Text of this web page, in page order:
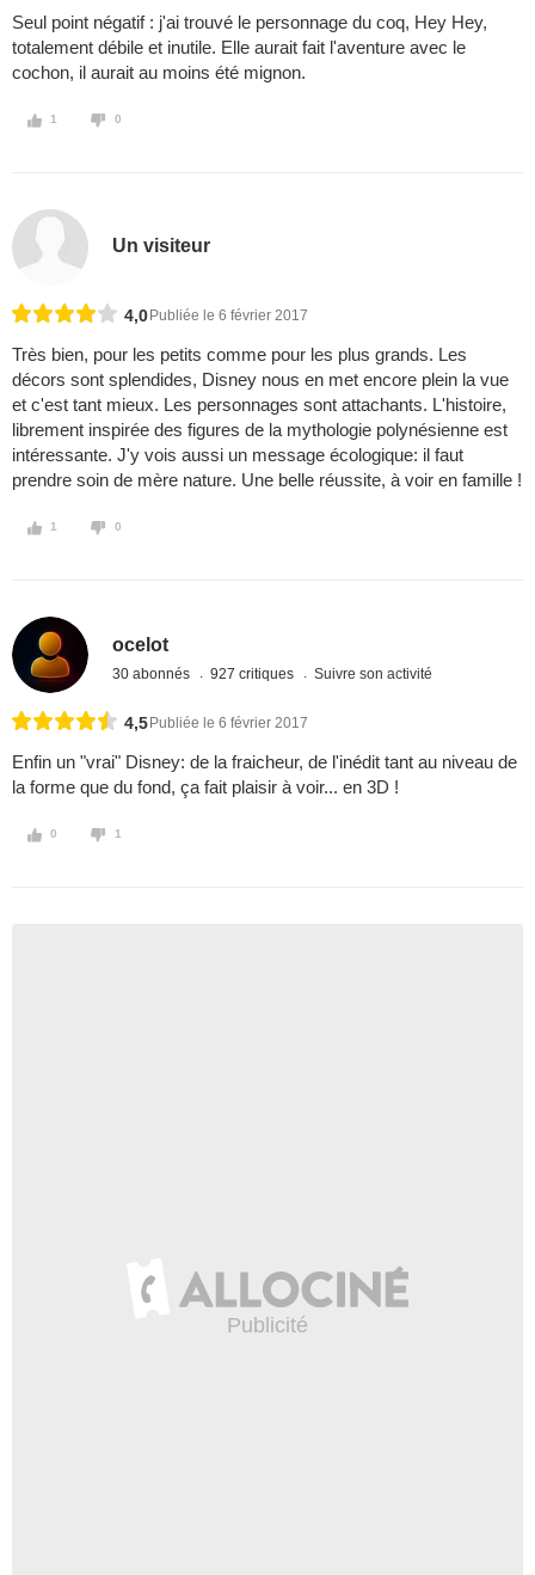
Seul point négatif : j'ai trouvé le personnage du coq, Hey Hey,
totalement débile et inutile. Elle aurait fait l'aventure avec le
cochon, il aurait au moins été mignon.
1 0
Un visiteur
4,0 Publiée le 6 février 2017
Très bien, pour les petits comme pour les plus grands. Les
décors sont splendides, Disney nous en met encore plein la vue
et c'est tant mieux. Les personnages sont attachants. L'histoire,
librement inspirée des figures de la mythologie polynésienne est
intéressante. J'y vois aussi un message écologique: il faut
prendre soin de mère nature. Une belle réussite, à voir en famille !
1 0
ocelot
30 abonnés 927 critiques Suivre son activité
4,5 Publiée le 6 février 2017
Enfin un "vrai" Disney: de la fraicheur, de l'inédit tant au niveau de
la forme que du fond, ça fait plaisir à voir... en 3D !
0 1